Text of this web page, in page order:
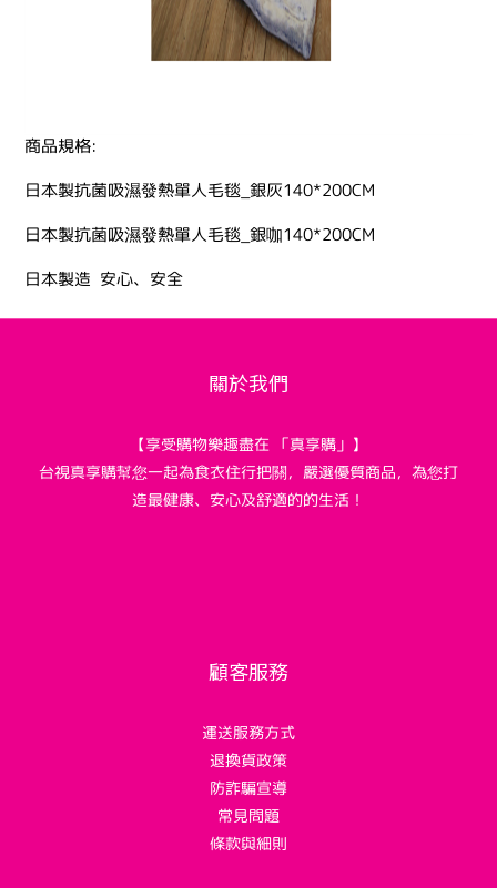
商品規格:
日本製抗菌吸濕發熱單人毛毯_銀灰140*200CM
日本製抗菌吸濕發熱單人毛毯_銀咖140*200CM
日本製造 安心、安全
關於我們
【享受購物樂趣盡在 「真享購」】
台視真享購幫您一起為食衣住行把關，嚴選優質商品，為您打
造最健康、安心及舒適的的生活！
顧客服務
運送服務方式
退換貨政策
防詐騙宣導
常見問題
條款與細則